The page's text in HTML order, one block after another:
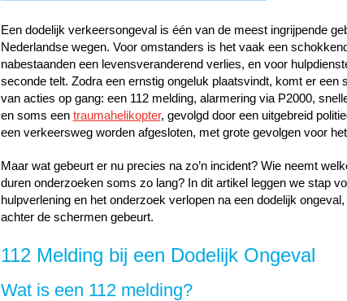
Een dodelijk verkeersongeval is één van de meest ingrijpende
Nederlandse wegen. Voor omstanders is het vaak een
nabestaanden een levensveranderend verlies, en voor
seconde telt. Zodra een ernstig ongeluk plaatsvindt, komt er een
van acties op gang: een 112 melding, alarmering via P2000,
en soms een traumahelikopter, gevolgd door een uitgebreid
een verkeersweg worden afgesloten, met grote gevolgen voor
Maar wat gebeurt er nu precies na zo’n incident? Wie neemt
duren onderzoeken soms zo lang? In dit artikel leggen we stap
hulpverlening en het onderzoek verlopen na een dodelijk
achter de schermen gebeurt.
112 Melding bij een Dodelijk Ongeval
Wat is een 112 melding?